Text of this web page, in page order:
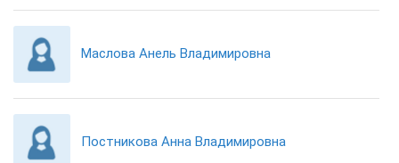
Маслова Анель Владимировна
Постникова Анна Владимировна